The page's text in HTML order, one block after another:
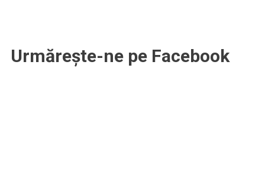
Urmărește-ne pe Facebook